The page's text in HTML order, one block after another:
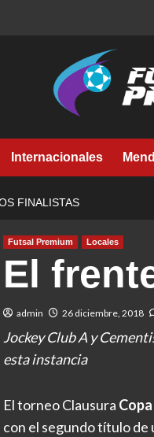
Internacionales
FINALISTAS
Futsal Premium Locales
El
admin 26 diciembre, 2018
Jockey Club A y
esta instancia
El torneo Clausura
con el segundo título de